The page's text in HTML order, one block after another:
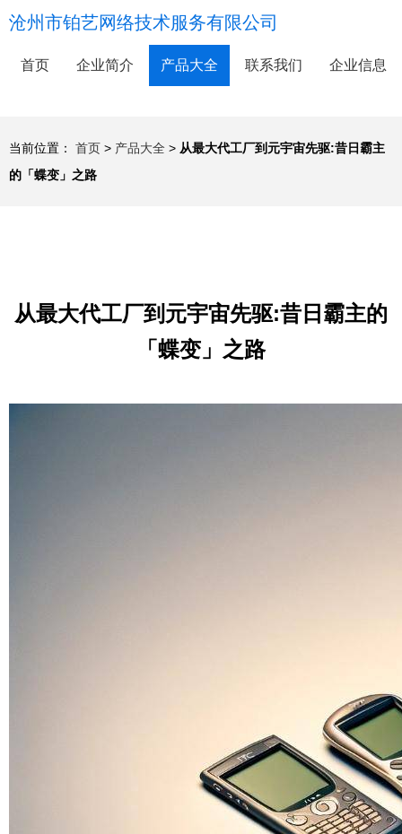
沧州市铂艺网络技术服务有限公司
首页 企业简介 产品大全 联系我们 企业信息
当前位置： 首页 > 产品大全 > 从最大代工厂到元宇宙先驱:昔日霸主
的「蝶变」之路
从最大代工厂到元宇宙先驱:昔日霸主的
「蝶变」之路